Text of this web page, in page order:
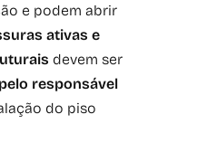
e podem abrir
ativas e
devem ser
responsável
do piso